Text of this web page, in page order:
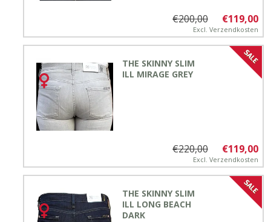
€119,00
€200,00
Excl. Verzendkosten
THE SKINNY SLIM
ILL MIRAGE GREY
€119,00
€220,00
Excl. Verzendkosten
THE SKINNY SLIM
ILL LONG BEACH
DARK